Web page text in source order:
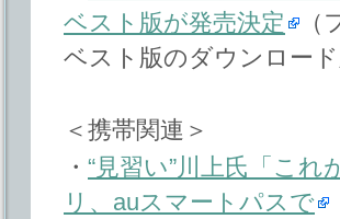
ベスト版が発売決定
ベスト版のダウンロー
＜携帯関連＞
・ “見習い”川上氏「こ
リ、auスマートパスで